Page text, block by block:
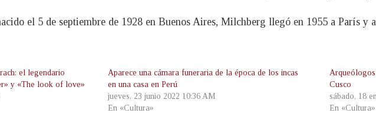
el 5 de septiembre de 1928 en Buenos Aires, Milchberg llegó en 1955 a París y
el legendario
y «The look of love»
Aparece una cámara funeraria de la época de los incas
en una casa en Perú
jueves, 23 junio 2022 10:36 AM
En «Cultura»
Arqueólogos
Cusco
sábado, 18
En «Cultura»